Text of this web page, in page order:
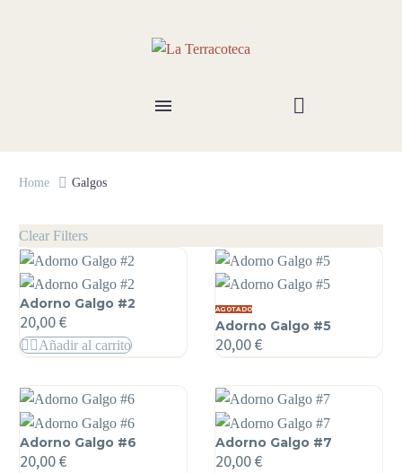
Home Galgos
Clear Filters
Adorno Galgo #2
20,00€
Añadir al carrito
AGOTADO
Adorno Galgo #5
20,00€
Adorno Galgo #6
20,00€
Adorno Galgo #7
20,00€